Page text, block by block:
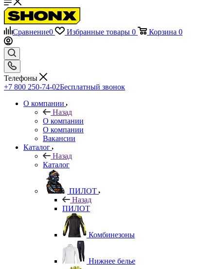
Сравнение0 Избранные товары 0 Корзина 0
Телефоны
+7 800 250-74-02Бесплатный звонок
О компании
Назад
О компании
О компании
Вакансии
Каталог
Назад
Каталог
ПИЛОТ
Назад
ПИЛОТ
Комбинезоны
Нижнее белье